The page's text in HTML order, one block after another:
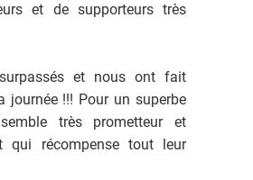
et de supporteurs très
et nous ont fait
journée !!! Pour un superbe
très prometteur et
qui récompense tout leur